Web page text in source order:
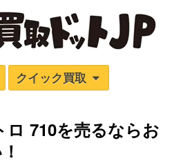
クイック買取
ロ 710を売るならお